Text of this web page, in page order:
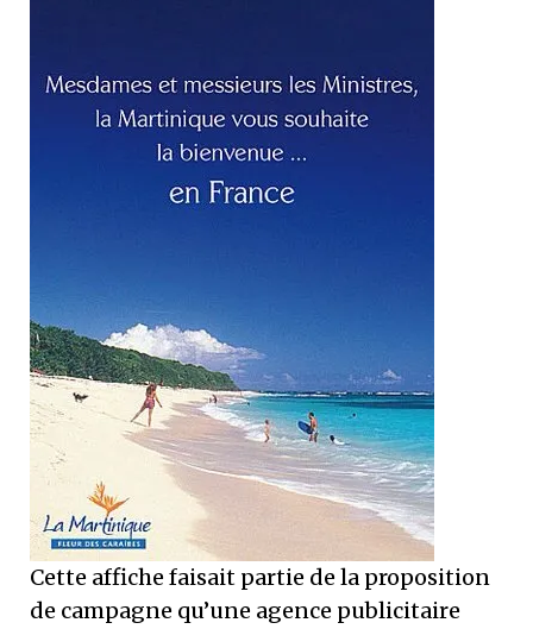
Cette affiche faisait partie de la proposition
de campagne qu’une agence publicitaire